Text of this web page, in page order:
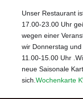
Unser Restaurant
17.00-23.00 Uhr
wegen einer
wir Donnerstag
11.00-15.00 Uhr
neue Saisonale
sich. Wochenkarte